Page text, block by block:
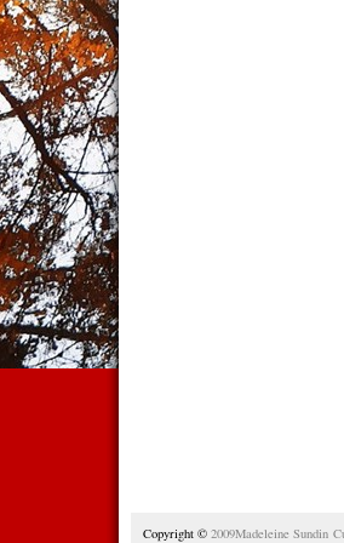
Copyright © 2009Madeleine Sundin